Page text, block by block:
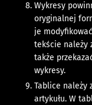
Wykresy
oryginalnej
je
tekście należy
także
wykresy.
Tablice należy
artykułu. W